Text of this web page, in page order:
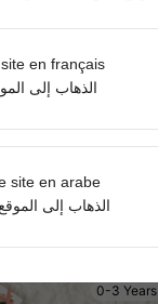
0-3 Years
en français
الذهاب إلى
site en arabe
الذهاب إلى الموقع